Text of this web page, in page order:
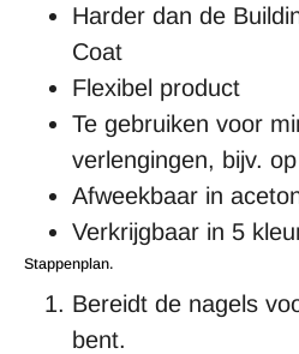
Harder dan de
Coat
Flexibel product
Te gebruiken voor
verlengingen, bijv.
Afweekbaar in
Verkrijgbaar in 5
Stappenplan.
Bereidt de nagels
bent.